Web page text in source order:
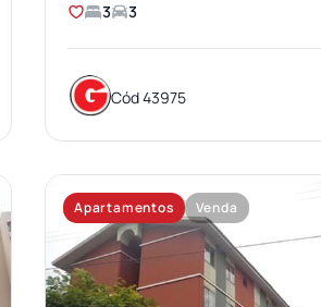
3 3
Cód 43975
Apartamentos Venda